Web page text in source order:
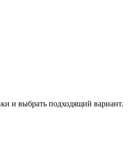
и выбрать подходящий вариант.